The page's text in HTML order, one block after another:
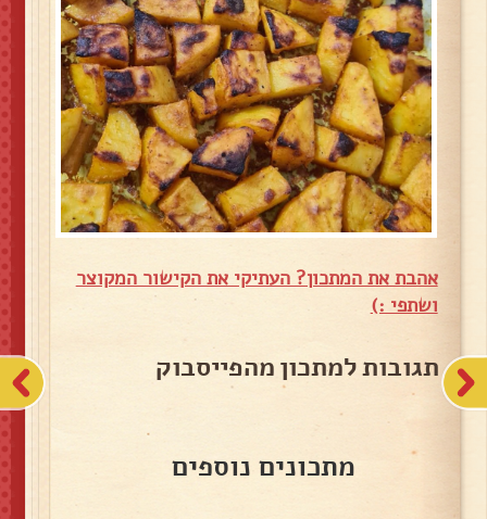
אהבת את המתכון? העתיקי את הקישור המקוצר
ושתפי :)
תגובות למתכון מהפייסבוק
מתכונים נוספים